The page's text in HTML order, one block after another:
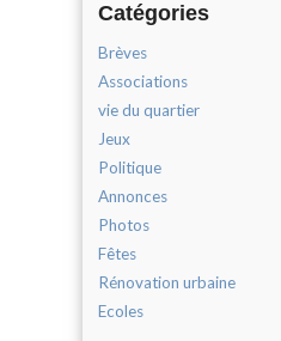
Catégories
Brèves
Associations
vie du quartier
Jeux
Politique
Annonces
Photos
Fêtes
Rénovation urbaine
Ecoles